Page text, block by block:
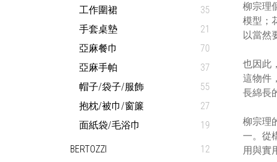
工作圍裙
35
手套桌墊
21
亞麻餐巾
70
亞麻手帕
37
帽子/袋子/服飾
55
抱枕/被巾/窗簾
27
面紙袋/毛浴巾
19
BERTOZZI
12
柳宗理
模型；
以當然
也因此
這物件
長綿長
柳宗理
一。從
用與實